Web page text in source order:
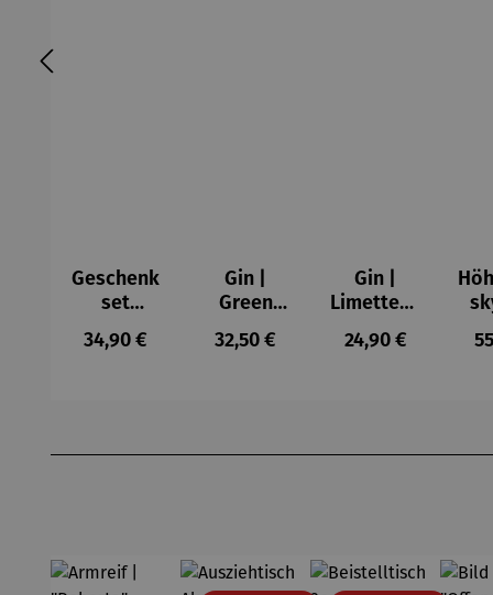
Geschenk
set
Schnaps |
Alte
Regulärer Preis:
34,90 €
Gin |
Green
Horse
Regulärer Preis:
32,50 €
Gin |
Limettenli
kör 0,5 l
Regulärer Preis:
24,90 €